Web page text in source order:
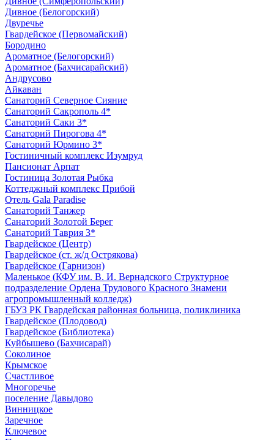
Дивное (Белогорский)
Двуречье
Гвардейское (Первомайский)
Бородино
Ароматное (Белогорский)
Ароматное (Бахчисарайский)
Андрусово
Айкаван
Санаторий Северное Сияние
Санаторий Сакрополь 4*
Санаторий Саки 3*
Санаторий Пирогова 4*
Санаторий Юрмино 3*
Гостиничный комплекс Изумруд
Пансионат Арпат
Гостиница Золотая Рыбка
Коттеджный комплекс Прибой
Отель Gala Paradise
Санаторий Танжер
Санаторий Золотой Берег
Санаторий Таврия 3*
Гвардейское (Центр)
Гвардейское (ст. ж/д Острякова)
Гвардейское (Гарнизон)
Маленькое (КФУ им. В. И. Вернадского Структурное
подразделение Ордена Трудового Красного Знамени
агропромышленный колледж)
ГБУЗ РК Гвардейская районная больница, поликлиника
Гвардейское (Плодовод)
Гвардейское (Библиотека)
Куйбышево (Бахчисарай)
Соколиное
Крымское
Счастливое
Многоречье
поселение Давыдово
Винницкое
Заречное
Ключевое